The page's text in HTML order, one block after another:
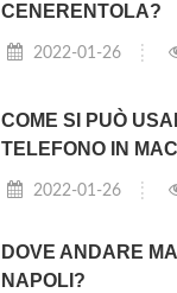
CENERENTOLA?
2022-01-26
COME SI PUÒ
TELEFONO IN
2022-01-26
DOVE ANDARE
NAPOLI?